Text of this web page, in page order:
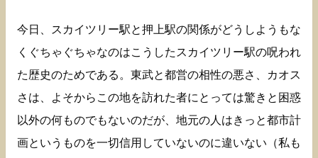
今日、スカイツリー駅と押上駅の関係がどうしようもな
くぐちゃぐちゃなのはこうしたスカイツリー駅の呪われ
た歴史のためである。東武と都営の相性の悪さ、カオス
さは、よそからこの地を訪れた者にとっては驚きと困惑
以外の何ものでもないのだが、地元の人はきっと都市計
画というものを一切信用していないのに違いない（私も